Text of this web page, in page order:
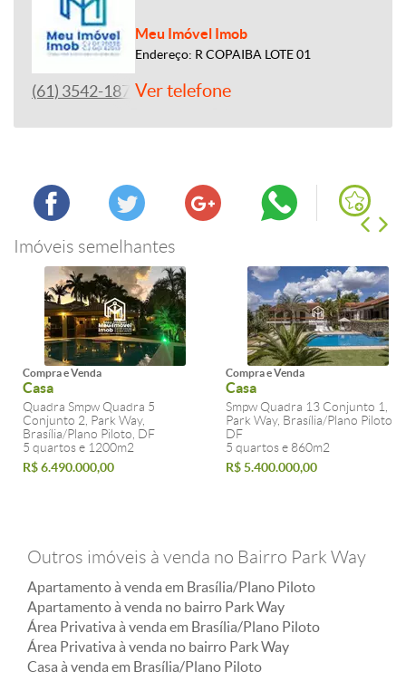
Meu Imóvel Imob
Endereço: R COPAIBA LOTE 01
(61) 3542-1877Ver telefone
Imóveis semelhantes
Compra e Venda
Casa
Quadra Smpw Quadra 5
Conjunto 2, Park Way,
Brasília/Plano Piloto, DF
5 quartos e 1200m2
R$ 6.490.000,00
Compra e Venda
Casa
Smpw Quadra 13 Conjunto 1,
Park Way, Brasília/Plano Piloto,
DF
5 quartos e 860m2
R$ 5.400.000,00
Outros imóveis à venda no Bairro Park Way
Apartamento à venda em Brasília/Plano Piloto
Apartamento à venda no bairro Park Way
Área Privativa à venda em Brasília/Plano Piloto
Área Privativa à venda no bairro Park Way
Casa à venda em Brasília/Plano Piloto